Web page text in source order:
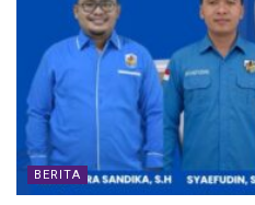
BERITA